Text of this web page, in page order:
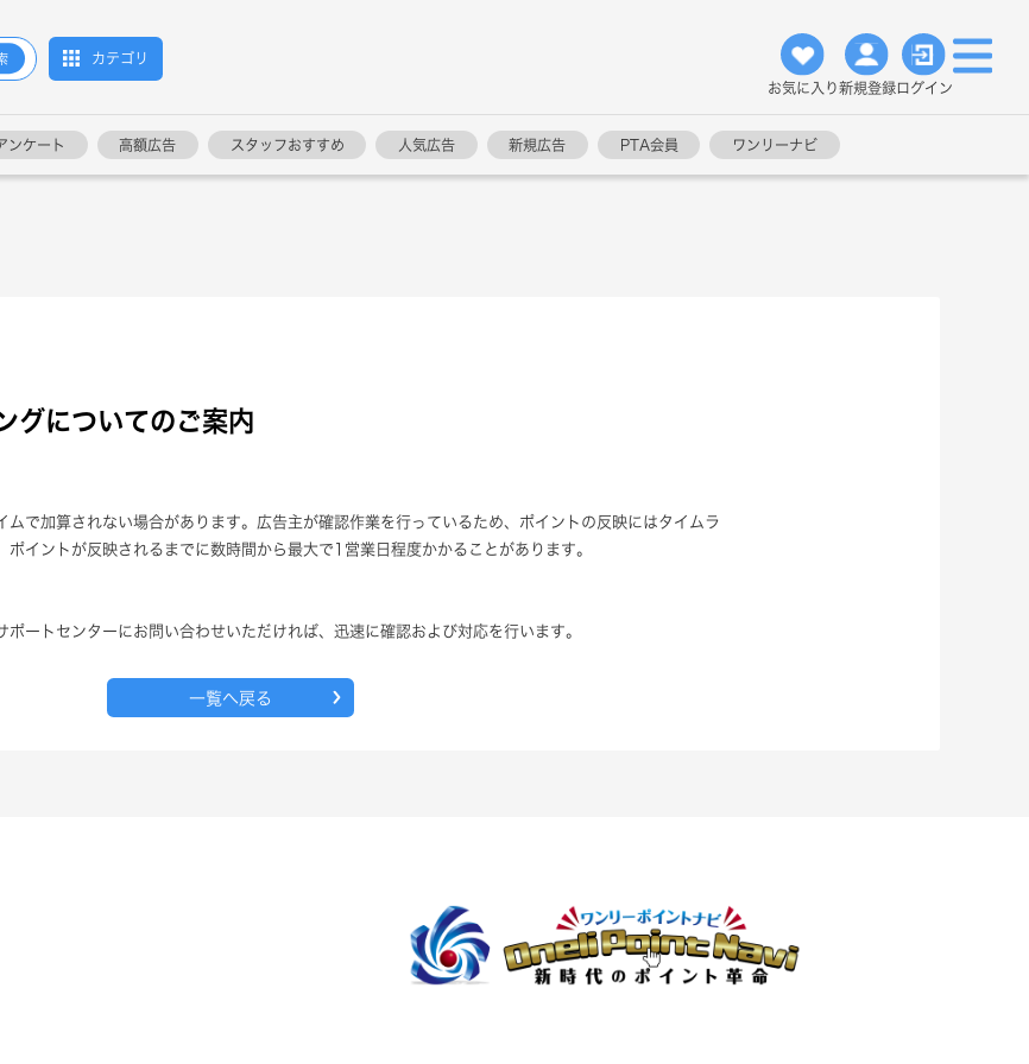
カテゴリ
お気に入り新規登録ログイン
ンケート 高額広告 スタッフおすすめ 人気広告 新規広告 PTA会員 ワンリーナビ
グについてのご案内
ムで加算されない場合があります。広告主が確認作業を行っているため、ポイントの反映にはタイムラ
イントが反映されるまでに数時間から最大で1営業日程度かかることがあります。
ートセンターにお問い合わせいただければ、迅速に確認および対応を行います。
一覧へ戻る